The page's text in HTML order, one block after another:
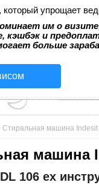
упрощает
им о
кэшбэк и
больше
Стиральная машина Indesit
машина
106 ex